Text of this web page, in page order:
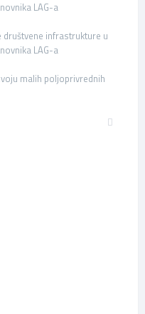
LAG-a
društvene infrastrukture u
LAG-a
malih poljoprivrednih